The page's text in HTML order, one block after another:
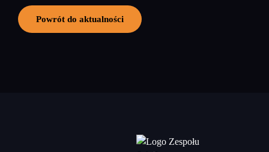
Powrót do aktualności